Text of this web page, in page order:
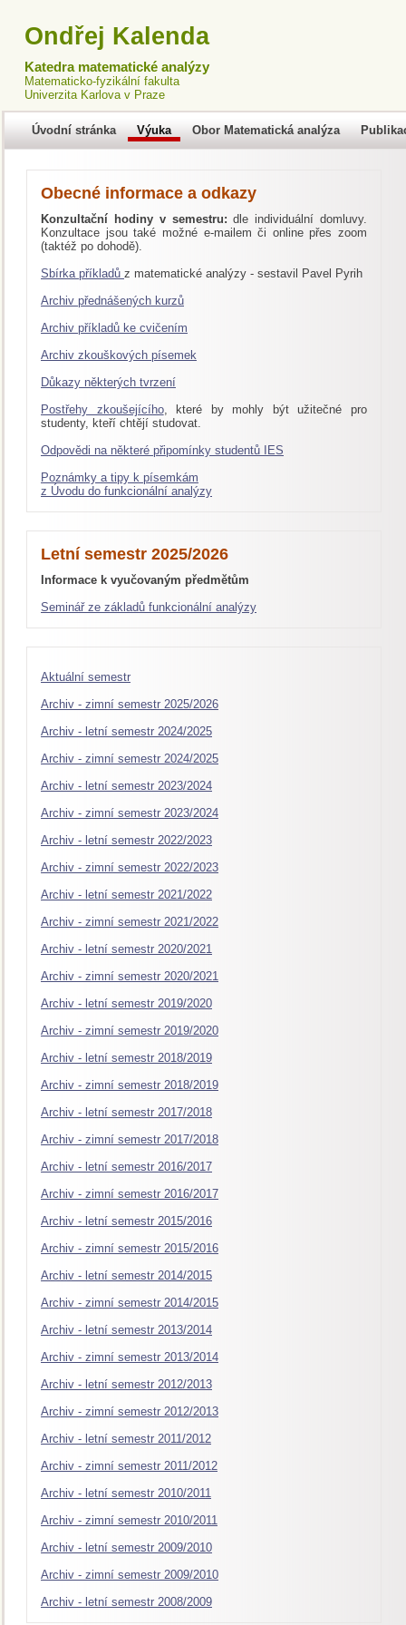
Ondřej Kalenda
Katedra matematické analýzy
Matematicko-fyzikální fakulta
Univerzita Karlova v Praze
Úvodní stránka Výuka Obor Matematická analýza
Obecné informace a odkazy
Konzultační hodiny v semestru: dle individuální domluvy.
Konzultace jsou také možné e-mailem či online přes zoom
(taktéž po dohodě).
Sbírka příkladů z matematické analýzy - sestavil Pavel Pyrih
Archiv přednášených kurzů
Archiv příkladů ke cvičením
Archiv zkouškových písemek
Důkazy některých tvrzení
Postřehy zkoušejícího, které by mohly být užitečné pro
studenty, kteří chtějí studovat.
Odpovědi na některé připomínky studentů IES
Poznámky a tipy k písemkám
z Úvodu do funkcionální analýzy
Letní semestr 2025/2026
Informace k vyučovaným předmětům
Seminář ze základů funkcionální analýzy
Aktuální semestr
Archiv - zimní semestr 2025/2026
Archiv - letní semestr 2024/2025
Archiv - zimní semestr 2024/2025
Archiv - letní semestr 2023/2024
Archiv - zimní semestr 2023/2024
Archiv - letní semestr 2022/2023
Archiv - zimní semestr 2022/2023
Archiv - letní semestr 2021/2022
Archiv - zimní semestr 2021/2022
Archiv - letní semestr 2020/2021
Archiv - zimní semestr 2020/2021
Archiv - letní semestr 2019/2020
Archiv - zimní semestr 2019/2020
Archiv - letní semestr 2018/2019
Archiv - zimní semestr 2018/2019
Archiv - letní semestr 2017/2018
Archiv - zimní semestr 2017/2018
Archiv - letní semestr 2016/2017
Archiv - zimní semestr 2016/2017
Archiv - letní semestr 2015/2016
Archiv - zimní semestr 2015/2016
Archiv - letní semestr 2014/2015
Archiv - zimní semestr 2014/2015
Archiv - letní semestr 2013/2014
Archiv - zimní semestr 2013/2014
Archiv - letní semestr 2012/2013
Archiv - zimní semestr 2012/2013
Archiv - letní semestr 2011/2012
Archiv - zimní semestr 2011/2012
Archiv - letní semestr 2010/2011
Archiv - zimní semestr 2010/2011
Archiv - letní semestr 2009/2010
Archiv - zimní semestr 2009/2010
Archiv - letní semestr 2008/2009